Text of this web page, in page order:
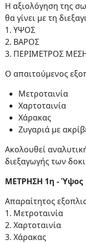
Η αξιολόγηση της
θα γίνει με τη
1. ΥΨΟΣ
2. ΒΑΡΟΣ
3. ΠΕΡΙΜΕΤΡΟΣ
Ο απαιτούμενος
Μετροταινία
Χαρτοταινία
Χάρακας
Ζυγαριά με
Ακολουθεί
διεξαγωγής των
ΜΕΤΡΗΣΗ 1η - Ύψος
Απαραίτητος
1. Μετροταινία
2. Χαρτοταινία
3. Χάρακας